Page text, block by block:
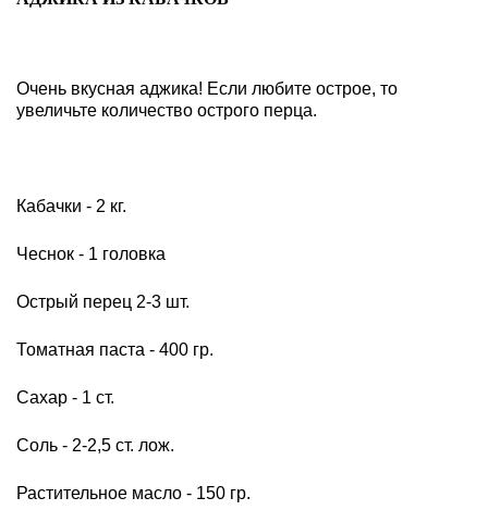
Очень вкусная аджика! Если любите острое, то
увеличьте количество острого перца.
Кабачки - 2 кг.
Чеснок - 1 головка
Острый перец 2-3 шт.
Томатная паста - 400 гр.
Сахар - 1 ст.
Соль - 2-2,5 ст. лож.
Растительное масло - 150 гр.